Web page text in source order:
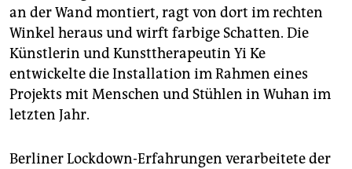
an der Wand montiert, ragt von dort im rechten
Winkel heraus und wirft farbige Schatten. Die
Künstlerin und Kunsttherapeutin Yi Ke
entwickelte die Installation im Rahmen eines
Projekts mit Menschen und Stühlen in Wuhan im
letzten Jahr.
Berliner Lockdown-Erfahrungen verarbeitete der